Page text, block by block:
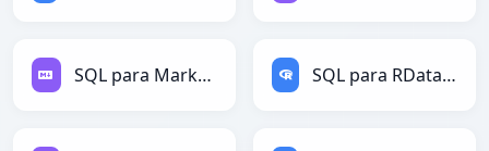
SQL para Markdown SQL para RDataFrame